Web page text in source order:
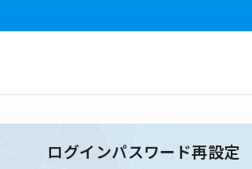
ログインパスワード再設定